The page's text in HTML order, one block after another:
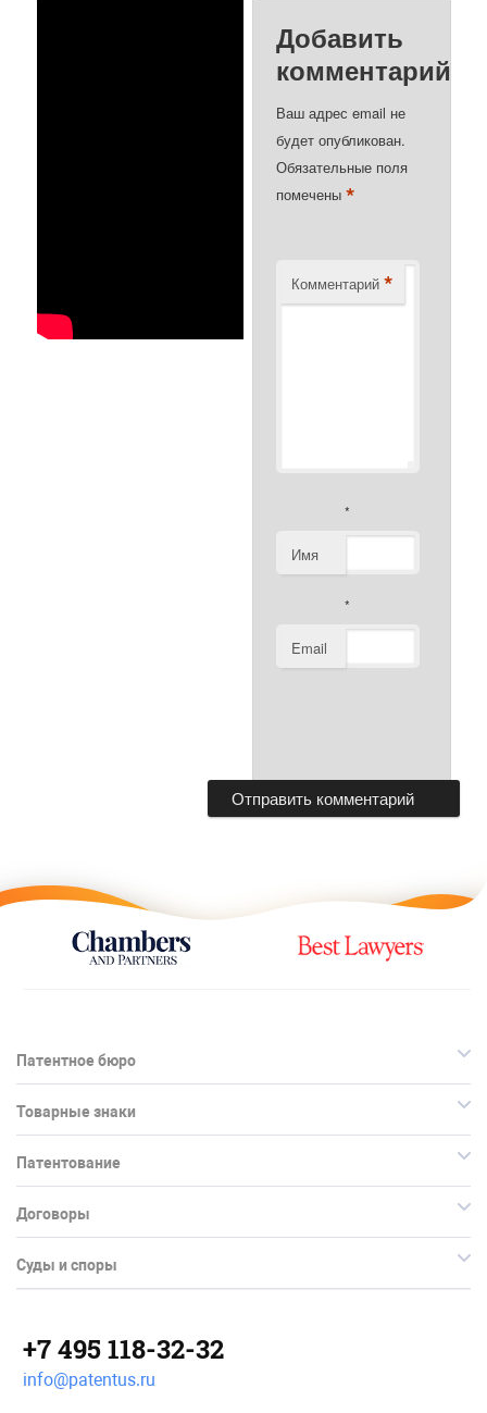
Добавить
комментарий
Ваш адрес email не
будет опубликован.
Обязательные поля
помечены*
Комментарий *
Имя
*
Email
*
Патентное бюро
Товарные знаки
Патентование
Договоры
Суды и споры
+7 495 118-32-32
info@patentus.ru